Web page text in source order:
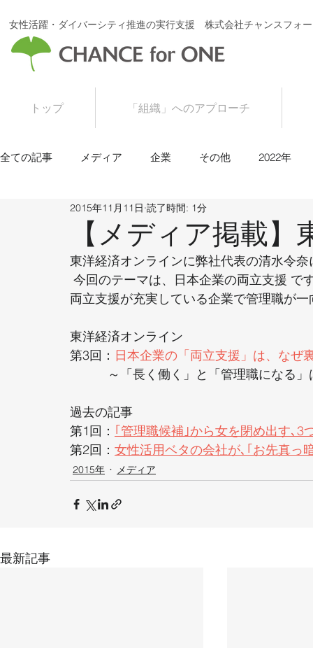
女性活躍・ダイバーシティ推進の実行支援 株式会社チャンスフォ
トップ 「組織」へのアプローチ
全ての記事 メディア 企業 その他 2022年
2015年
【メディア掲載
2015年11月11日 読了時間: 1分
東洋経済オンラインに弊社代表の清水令
今回のテーマは、日本企業の両立支援 で
両立支援が充実している企業で管理職が
東洋経済オンライン
第3回： 日本企業の「両立支援」は、なぜ
～「長く働く」と「管理職になる」
過去の記事
第1回： ｢管理職候補｣から女を閉め出す､3
第2回： 女性活用ベタの会社が､｢お先真っ
2015年 メディア
最新記事